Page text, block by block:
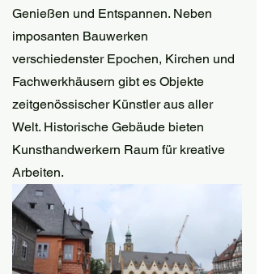
Genießen und Entspannen. Neben
imposanten Bauwerken
verschiedenster Epochen, Kirchen und
Fachwerkhäusern gibt es Objekte
zeitgenössischer Künstler aus aller
Welt. Historische Gebäude bieten
Kunsthandwerkern Raum für kreative
Arbeiten.